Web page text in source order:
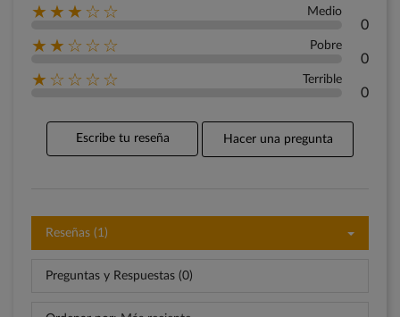
★★★☆☆ Medio
0
★★☆☆☆ Pobre
0
★☆☆☆☆ Terrible
0
Escribe tu reseña Hacer una pregunta
Reseñas (1)
Preguntas y Respuestas (0)